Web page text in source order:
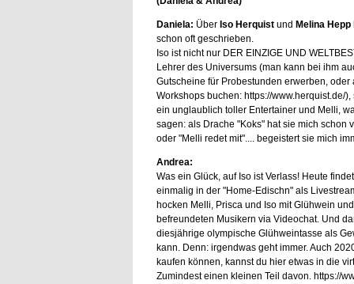
Daniela: Über Iso Herquistund Melina Hepp
schon oft geschrieben.
Iso ist nicht nur DER EINZIGE UND
Lehrer des Universums (man kann bei ihm
Gutscheine für Probestunden erwerben, oder
Workshops buchen: https://www.herquist.de/
ein unglaublich toller Entertainer und Melli,
sagen: als Drache "Koks" hat sie mich schon
oder "Melli redet mit".... begeistert sie mich
Andrea:
Was ein Glück, auf Iso ist Verlass! Heute
einmalig in der "Home-Edischn" als
hocken Melli, Prisca und Iso mit Glühwein
befreundeten Musikern via Videochat. Und
diesjährige olympische Glühweintasse als
kann. Denn: irgendwas geht immer. Auch
kaufen können, kannst du hier etwas in die
Zumindest einen kleinen Teil davon. https://